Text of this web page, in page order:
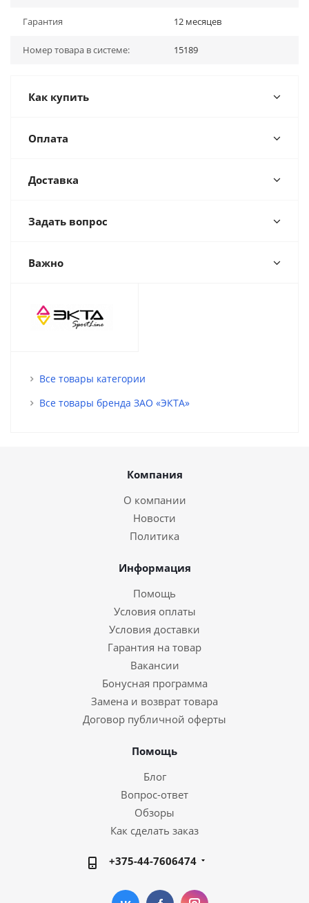
Гарантия 12 месяцев
Номер товара в системе: 15189
Как купить
Оплата
Доставка
Задать вопрос
Важно
Все товары категории
Все товары бренда ЗАО «ЭКТА»
Компания
О компании
Новости
Политика
Информация
Помощь
Условия оплаты
Условия доставки
Гарантия на товар
Вакансии
Бонусная программа
Замена и возврат товара
Договор публичной оферты
Помощь
Блог
Вопрос-ответ
Обзоры
Как сделать заказ
+375-44-7606474